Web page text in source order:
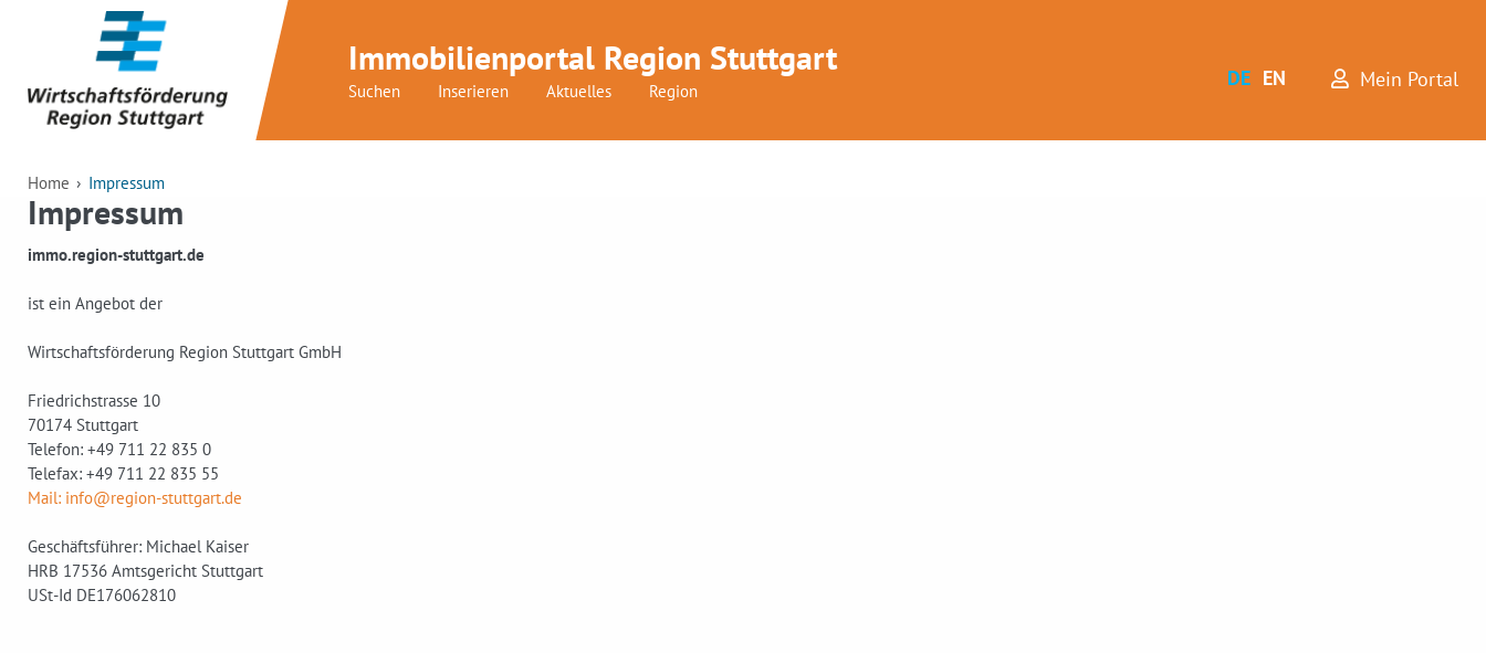
Immobilienportal Region Stuttgart
Suchen Inserieren Aktuelles Region
DE EN Mein Portal
Home Impressum
Impressum
immo.region-stuttgart.de
ist ein Angebot der
Wirtschaftsförderung Region Stuttgart GmbH
Friedrichstrasse 10
70174 Stuttgart
Telefon: +49 711 22 835 0
Telefax: +49 711 22 835 55
Mail: info@region-stuttgart.de
Geschäftsführer: Michael Kaiser
HRB 17536 Amtsgericht Stuttgart
USt-Id DE176062810